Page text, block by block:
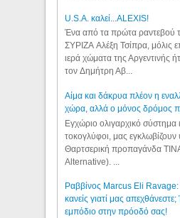
U.S.A. καλεί...ALEXIS!
Ένα από τα πρώτα ραντεβού
ΣΥΡΙΖΑ Αλέξη Τσίπρα, μόλις
ιερά χώματα της Αργεντινής
τον Δημήτρη Αβ...
Αίμα και δάκρυα πλέον η
χώρα, αλλά ο μόνος δρόμος
Εγχώριο ολιγαρχικό σύστημα
τοκογλύφοι, μας
Θαρτσερική προπαγάνδα
Alternative). ...
Ραββίνος Marcus Eli Ravage:
κανείς γιατί μας
εμπόδιο στην πρόοδό σας!